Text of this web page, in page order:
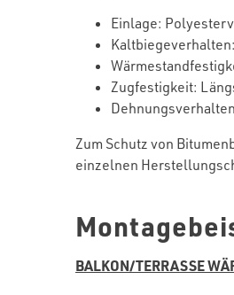
Einlage:
Kaltbiegeverhalten
Zugfestigkeit:
Dehnungsverhalten
Zum Schutz von
einzelnen
BALKON/TERRASSE